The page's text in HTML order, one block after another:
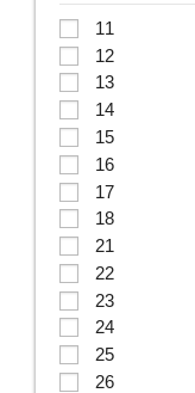
11
12
13
14
15
16
17
18
21
22
23
24
25
26